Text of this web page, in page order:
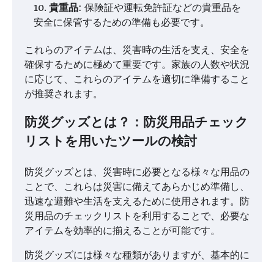
貴重品: 保険証や運転免許証などの貴重品を
安全に保管するための準備も必要です​​。
これらのアイテムは、災害時の生活を支え、安全を
確保するために極めて重要です。家族の人数や状況
に応じて、これらのアイテムを適切に準備すること
が推奨されます。
防災グッズとは？：防災用品チェック
リストを用いたツールの検討
防災グッズとは、災害時に必要となる様々な用品の
ことで、これらは災害に備えてあらかじめ準備し、
迅速な避難や生活を支えるために使用されます。防
災用品のチェックリストを利用することで、必要な
アイテムを効率的に揃えることが可能です。
防災グッズには様々な種類がありますが、基本的に